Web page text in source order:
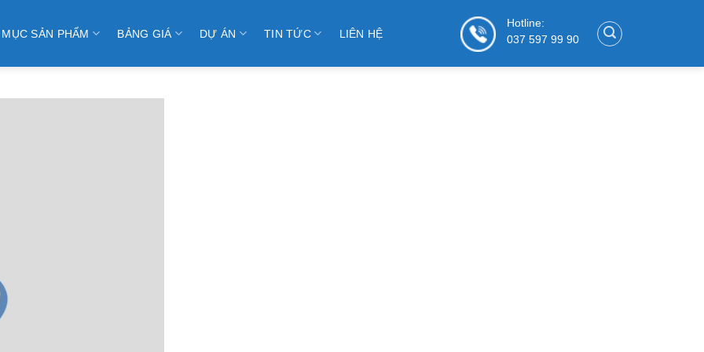
SẢN PHẨM BẢNG GIÁ DỰ ÁN TIN TỨC LIÊN HỆ
Hotline:
037 597 99 90